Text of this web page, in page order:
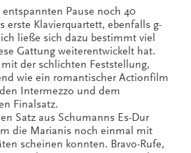
Pause noch 40
erste Klavierquartett, ebenfalls g-
ließe sich dazu bestimmt viel
Gattung weiterentwickelt hat.
der schlichten Feststellung,
wie ein romantischer Actionfilm
Intermezzo und dem
Finalsatz.
Satz aus Schumanns Es-Dur
die Marianis noch einmal mit
scheinen konnten. Bravo-Rufe,